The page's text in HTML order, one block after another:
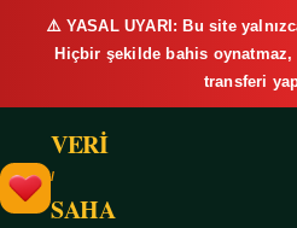
⚠️ YASAL UYARI: Bu site
Hiçbir şekilde bahis
transferi
VERİ
/
SAHA